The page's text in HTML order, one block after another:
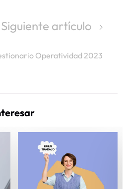
Siguiente artículo
Operatividad 2023